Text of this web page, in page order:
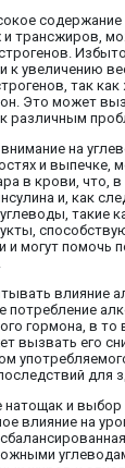
трансжиров,
увеличению
так как
Это может
к различным
на
и выпечке,
в крови, что,
и, как
такие
и могут помочь
влияние
потребление
гормона, в то
вызвать его
для
натощак и выбор
влияние на